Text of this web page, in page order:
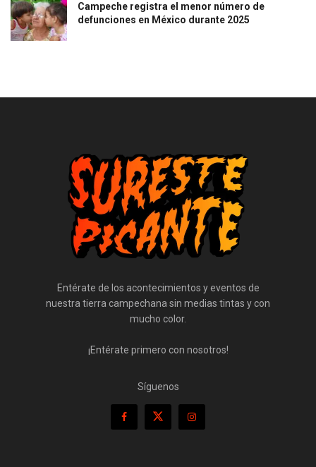
Campeche registra el menor número de
defunciones en México durante 2025
Entérate de los acontecimientos y eventos de
nuestra tierra campechana sin medias tintas y con
mucho color.
¡Entérate primero con nosotros!
Síguenos